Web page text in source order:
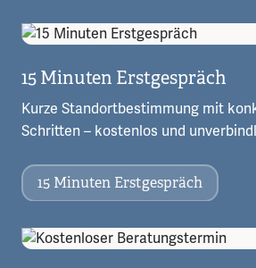
15 Minuten Erstgespräch
Kurze Standortbestimmung mit
Schritten – kostenlos und
15 Minuten Erstgespräch